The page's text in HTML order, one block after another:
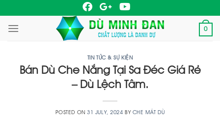
to
content
0
TIN TỨC & SỰ KIỆN
Bán Dù Che Nắng Tại Sa Đéc Giá Rẻ
– Dù Lệch Tâm.
POSTED ON31 JULY, 2024 BY CHE MÁT DÙ